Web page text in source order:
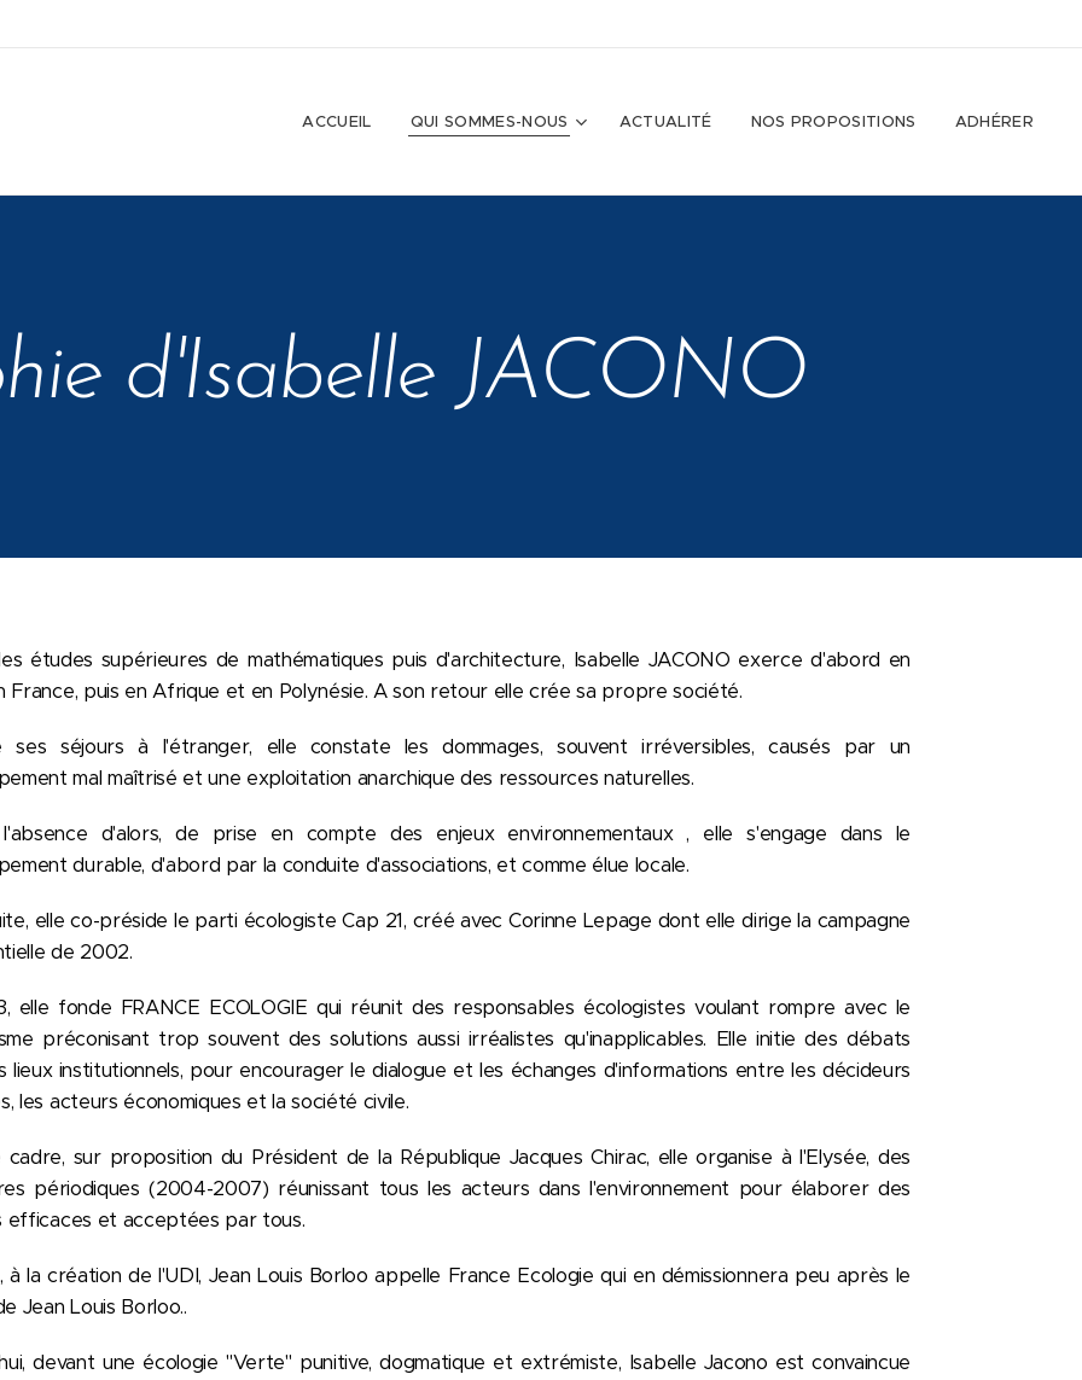
ACCUEIL QUI SOMMES-NOUS ACTUALITÉ NOS PROPOSITIONS ADHÉRER
d'Isabelle JACONO
études supérieures de mathématiques puis d'architecture, Isabelle JACONO exerce d'abord en
France, puis en Afrique et en Polynésie. A son retour elle crée sa propre société.
ses séjours à l'étranger, elle constate les dommages, souvent irréversibles, causés par un
mal maîtrisé et une exploitation anarchique des ressources naturelles.
d'alors, de prise en compte des enjeux environnementaux , elle s'engage dans le
durable, d'abord par la conduite d'associations, et comme élue locale.
elle co-préside le parti écologiste Cap 21, créé avec Corinne Lepage dont elle dirige la campagne
de 2002.
elle fonde FRANCE ECOLOGIE qui réunit des responsables écologistes voulant rompre avec le
préconisant trop souvent des solutions aussi irréalistes qu'inapplicables. Elle initie des débats
lieux institutionnels, pour encourager le dialogue et les échanges d'informations entre les décideurs
les acteurs économiques et la société civile.
cadre, sur proposition du Président de la République Jacques Chirac, elle organise à l'Elysée, des
périodiques (2004-2007) réunissant tous les acteurs dans l'environnement pour élaborer des
efficaces et acceptées par tous.
à la création de l'UDI, Jean Louis Borloo appelle France Ecologie qui en démissionnera peu après le
Jean Louis Borloo..
devant une écologie "Verte" punitive, dogmatique et extrémiste, Isabelle Jacono est convaincue